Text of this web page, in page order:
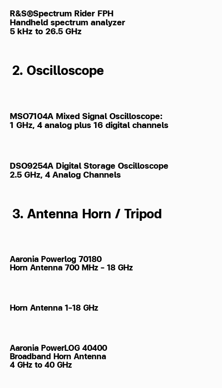
R&S®Spectrum Rider FPH
Handheld spectrum analyzer
5 kHz to 26.5 GHz
2. Oscilloscope
MSO7104A Mixed Signal Oscilloscope:
1 GHz, 4 analog plus 16 digital channels
DSO9254A Digital Storage Oscilloscope
2.5 GHz, 4 Analog Channels
3. Antenna Horn / Tripod
Aaronia Powerlog 70180
Horn Antenna 700 MHz - 18 GHz
Horn Antenna 1-18 GHz
Aaronia PowerLOG 40400
Broadband Horn Antenna
4 GHz to 40 GHz